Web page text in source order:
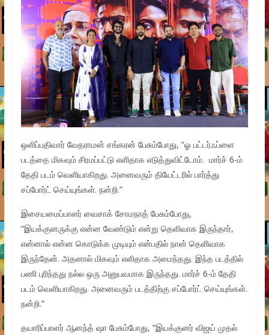
ஒளிப்பதிவார் வேதராமன் சங்கரன் பேசும்போது, “ஓ பட்டர்ஃப்ளை
படத்தை மிகவும் சிரமப்பட்டு எளிதாக எடுத்துவிட்டோம். மார்ச் 6-ம்
தேதி படம் வெளியாகிறது. அனைவரும் தியேட்டரில் பார்த்து
சப்போர்ட் செய்யுங்கள். நன்றி.”
இசையமைப்பாளர் வைசாக் சோமநாத் பேசும்போது,
“இயக்குனருக்கு என்ன வேண்டும் என்று தெளிவாக இருந்தார்,
என்னால் என்ன கொடுக்க முடியும் என்பதில் நான் தெளிவாக
இருந்தேன். அதனால் மிகவும் எளிதாக அமைந்தது. இந்த படத்தில்
பணி புரிந்தது நல்ல ஒரு அனுபவமாக இருந்தது. மார்ச் 6-ம் தேதி
படம் வெளியாகிறது. அனைவரும் படத்திற்கு சப்போர்ட் செய்யுங்கள்.
நன்றி.”
தயாரிப்பாளர் ஆனந்த் ஷா பேசும்போது, “இயக்குனர் விஜய் முதல்